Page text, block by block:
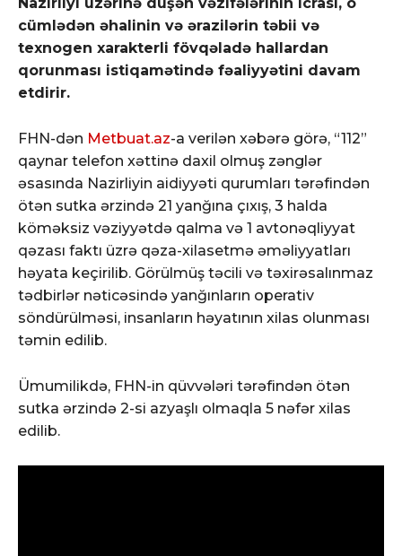
cümlədən əhalinin və ərazilərin təbii və
texnogen xarakterli fövqəladə hallardan
qorunması istiqamətində fəaliyyətini davam
etdirir.
FHN-dən Metbuat.az-a verilən xəbərə görə, “112”
qaynar telefon xəttinə daxil olmuş zənglər
əsasında Nazirliyin aidiyyəti qurumları tərəfindən
ötən sutka ərzində 21 yanğına çıxış, 3 halda
köməksiz vəziyyətdə qalma və 1 avtonəqliyyat
qəzası faktı üzrə qəza-xilasetmə əməliyyatları
həyata keçirilib. Görülmüş təcili və təxirəsalınmaz
tədbirlər nəticəsində yanğınların operativ
söndürülməsi, insanların həyatının xilas olunması
təmin edilib.
Ümumilikdə, FHN-in qüvvələri tərəfindən ötən
sutka ərzində 2-si azyaşlı olmaqla 5 nəfər xilas
edilib.